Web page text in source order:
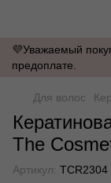
💜Уважаемый
предоплате.
Для волос
The
Артикул: TCR2304